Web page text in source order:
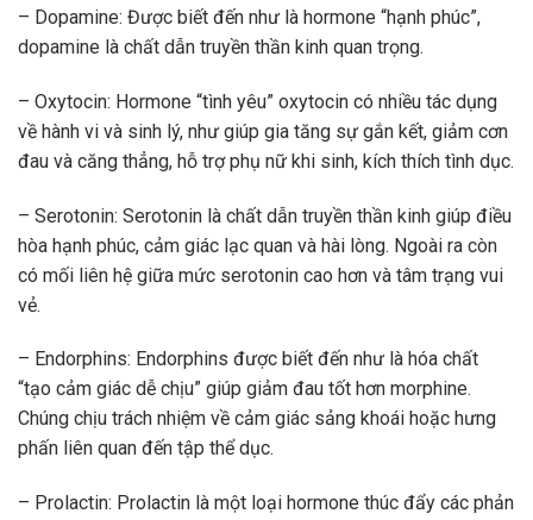
– Dopamine: Được biết đến như là hormone “hạnh phúc”,
dopamine là chất dẫn truyền thần kinh quan trọng.
– Oxytocin: Hormone “tình yêu” oxytocin có nhiều tác dụng
về hành vi và sinh lý, như giúp gia tăng sự gắn kết, giảm cơn
đau và căng thẳng, hỗ trợ phụ nữ khi sinh, kích thích tình dục.
– Serotonin: Serotonin là chất dẫn truyền thần kinh giúp điều
hòa hạnh phúc, cảm giác lạc quan và hài lòng. Ngoài ra còn
có mối liên hệ giữa mức serotonin cao hơn và tâm trạng vui
vẻ.
– Endorphins: Endorphins được biết đến như là hóa chất
“tạo cảm giác dễ chịu” giúp giảm đau tốt hơn morphine.
Chúng chịu trách nhiệm về cảm giác sảng khoái hoặc hưng
phấn liên quan đến tập thể dục.
– Prolactin: Prolactin là một loại hormone thúc đẩy các phản